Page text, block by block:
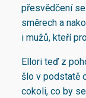
přesvědčení
směrech a
i mužů, kteří
Ellori teď z
šlo v podstatě
cokoli, co by